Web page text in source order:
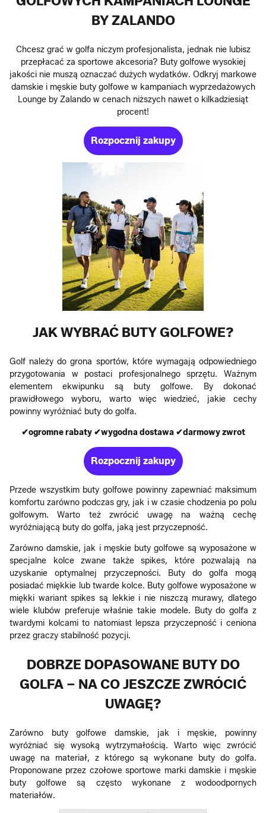
BY ZALANDO
Chcesz grać w golfa niczym profesjonalista, jednak nie lubisz
przepłacać za sportowe akcesoria? Buty golfowe wysokiej
jakości nie muszą oznaczać dużych wydatków. Odkryj markowe
damskie i męskie buty golfowe w kampaniach wyprzedażowych
Lounge by Zalando w cenach niższych nawet o kilkadziesiąt
procent!
Rozpocznij zakupy
JAK WYBRAĆ BUTY GOLFOWE?
Golf należy do grona sportów, które wymagają odpowiedniego
przygotowania w postaci profesjonalnego sprzętu. Ważnym
elementem ekwipunku są buty golfowe. By dokonać
prawidłowego wyboru, warto więc wiedzieć, jakie cechy
powinny wyróżniać buty do golfa.
✔ogromne rabaty ✔wygodna dostawa ✔darmowy zwrot
Rozpocznij zakupy
Przede wszystkim buty golfowe powinny zapewniać maksimum
komfortu zarówno podczas gry, jak i w czasie chodzenia po polu
golfowym. Warto też zwrócić uwagę na ważną cechę
wyróżniającą buty do golfa, jaką jest przyczepność.
Zarówno damskie, jak i męskie buty golfowe są wyposażone w
specjalne kolce zwane także spikes, które pozwalają na
uzyskanie optymalnej przyczepności. Buty do golfa mogą
posiadać miękkie lub twarde kolce. Buty golfowe wyposażone w
miękki wariant spikes są lekkie i nie niszczą murawy, dlatego
wiele klubów preferuje właśnie takie modele. Buty do golfa z
twardymi kolcami to natomiast lepsza przyczepność i ceniona
przez graczy stabilność pozycji.
DOBRZE DOPASOWANE BUTY DO
GOLFA – NA CO JESZCZE ZWRÓCIĆ
UWAGĘ?
Zarówno buty golfowe damskie, jak i męskie, powinny
wyróżniać się wysoką wytrzymałością. Warto więc zwrócić
uwagę na materiał, z którego są wykonane buty do golfa.
Proponowane przez czołowe sportowe marki damskie i męskie
buty golfowe są często wykonane z wodoodpornych
materiałów.